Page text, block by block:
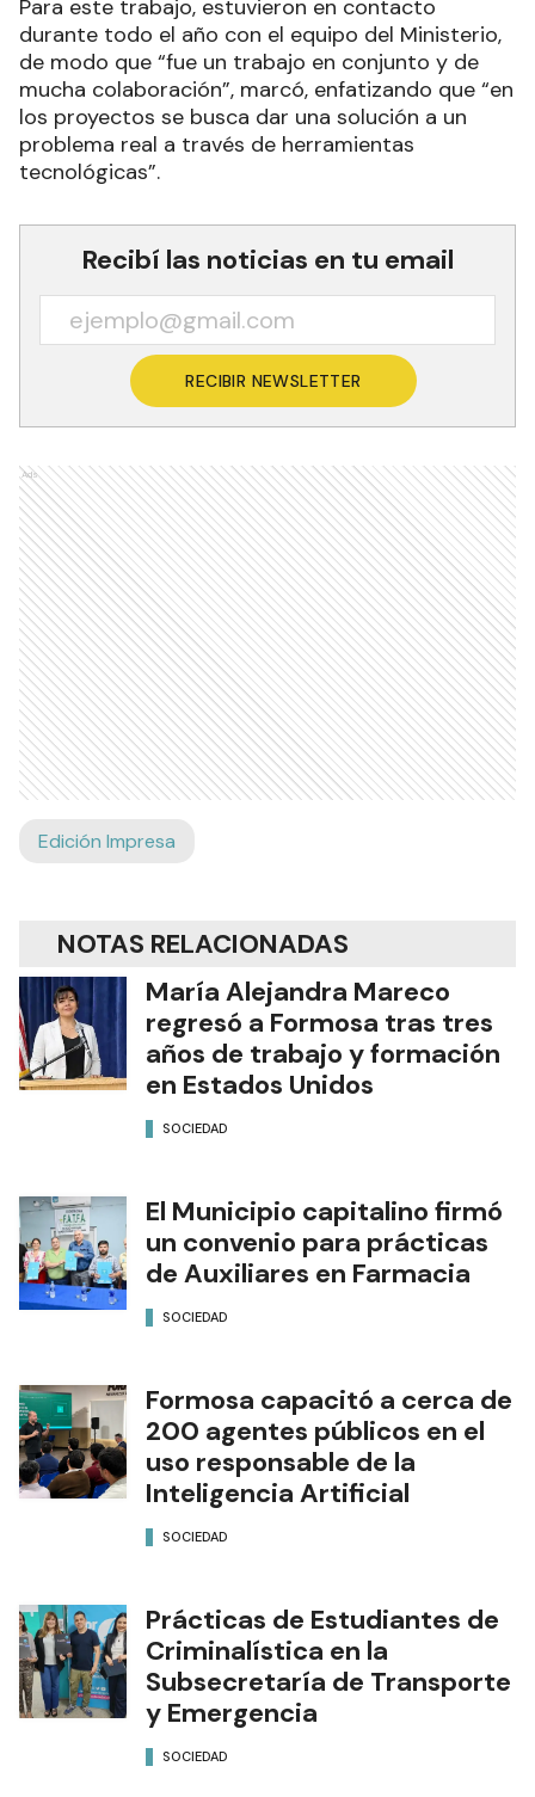
Para este trabajo, estuvieron en contacto
durante todo el año con el equipo del Ministerio,
de modo que “fue un trabajo en conjunto y de
mucha colaboración”, marcó, enfatizando que “en
los proyectos se busca dar una solución a un
problema real a través de herramientas
tecnológicas”.
Recibí las noticias en tu email
RECIBIR NEWSLETTER
Ads
Edición Impresa
NOTAS RELACIONADAS
María Alejandra Mareco
regresó a Formosa tras tres
años de trabajo y formación
en Estados Unidos
SOCIEDAD
El Municipio capitalino firmó
un convenio para prácticas
de Auxiliares en Farmacia
SOCIEDAD
Formosa capacitó a cerca de
200 agentes públicos en el
uso responsable de la
Inteligencia Artificial
SOCIEDAD
Prácticas de Estudiantes de
Criminalística en la
Subsecretaría de Transporte
y Emergencia
SOCIEDAD